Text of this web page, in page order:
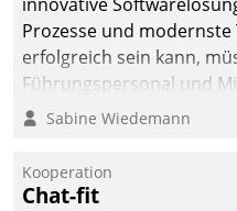
Prozesse und
erfolgreich sein kann,
Führungspersonal und
verändern und
Sabine Wiedemann
Kooperation
Chat-fit